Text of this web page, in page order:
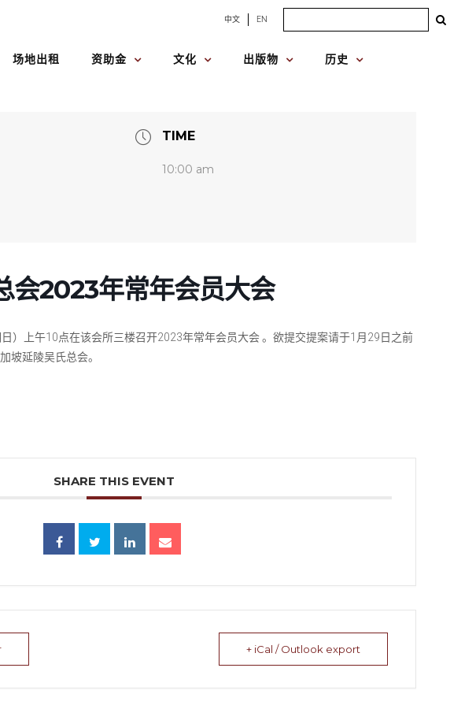
中文 EN
场地出租 资助金 文化 出版物 历史
TIME
10:00 am
会2023年常年会员大会
）上午10点在该会所三楼召开2023年常年会员大会 。欲提交提案请于1月29日之前
坡延陵吴氏总会。
SHARE THIS EVENT
+ iCal / Outlook export